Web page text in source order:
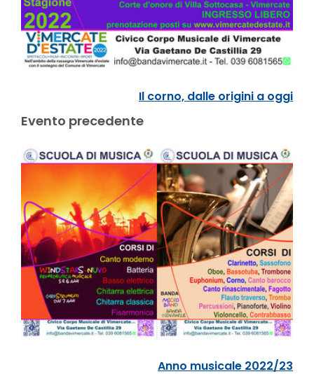
Il corno, dalle origini a oggi
Evento precedente
Anno musicale 2022/23